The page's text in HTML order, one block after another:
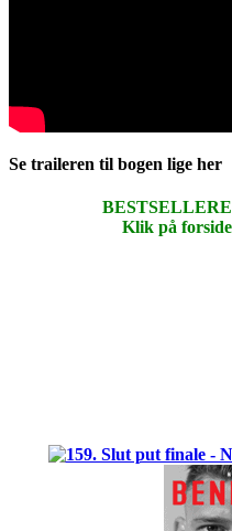
Se traileren til bogen lige her
Klik på